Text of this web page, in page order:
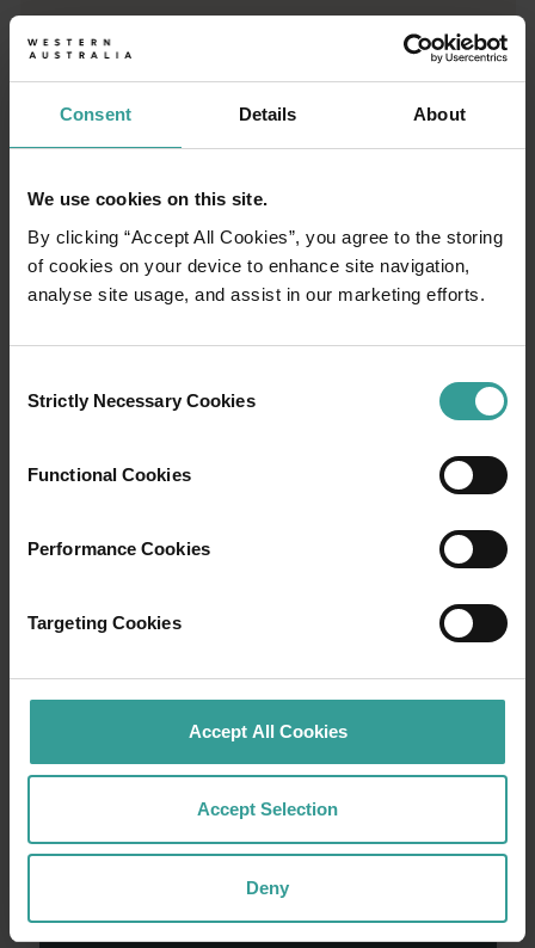
Consent Details About
We use cookies on this site.
By clicking “Accept All Cookies”, you agree to the storing
of cookies on your device to enhance site navigation,
analyse site usage, and assist in our marketing efforts.
Selection
Strictly Necessary Cookies
Functional Cookies
Performance Cookies
Targeting Cookies
Accept All Cookies
Accept Selection
Deny
寬廣道路的浪漫風情。
就從珀斯 (Perth) 開始吧，這是澳洲陽光最燦爛
的首都，同時亦是繁華熱鬧的文化樞紐。這裡
的自然景點和富有想像力的餐飲地點為您寫下
田園詩篇般的美好開始。